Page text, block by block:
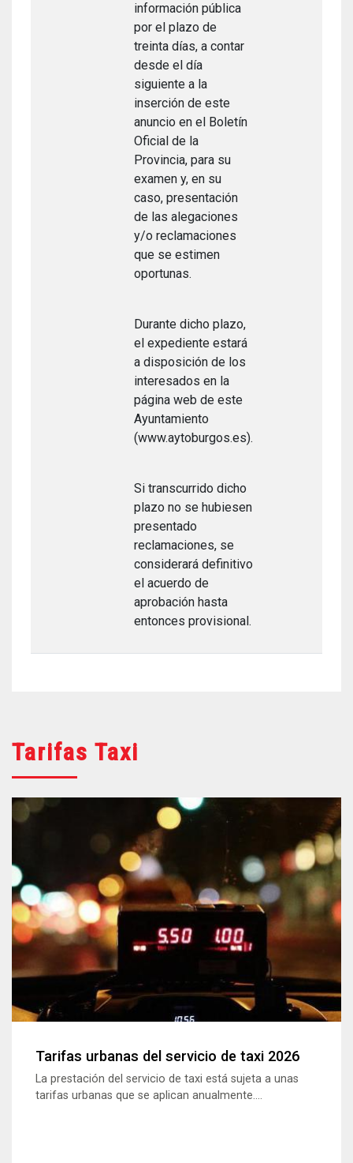
información pública
por el plazo de
treinta días, a contar
desde el día
siguiente a la
inserción de este
anuncio en el Boletín
Oficial de la
Provincia, para su
examen y, en su
caso, presentación
de las alegaciones
y/o reclamaciones
que se estimen
oportunas.
Durante dicho plazo,
el expediente estará
a disposición de los
interesados en la
página web de este
Ayuntamiento
(www.aytoburgos.es).
Si transcurrido dicho
plazo no se hubiesen
presentado
reclamaciones, se
considerará definitivo
el acuerdo de
aprobación hasta
entonces provisional.
Tarifas Taxi
Tarifas urbanas del servicio de taxi 2026
La prestación del servicio de taxi está sujeta a unas
tarifas urbanas que se aplican anualmente....